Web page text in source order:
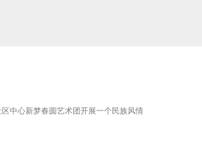
中心新梦春圆艺术团开展一个民族风情